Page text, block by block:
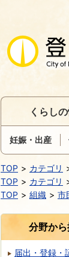
くらし
妊娠・出産
TOP カテゴリ
TOP
カテゴリ
TOP
組織 市
分野か
届出・登録・